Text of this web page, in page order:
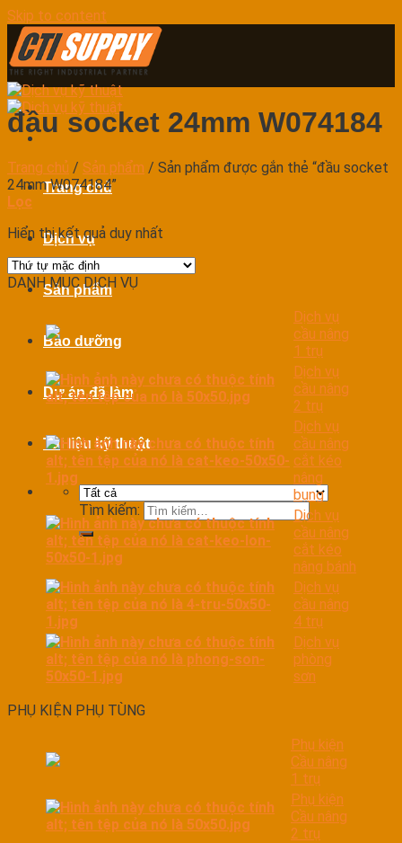
Skip to content
Trang chủ
Dịch vụ
Sản phẩm
Bảo dưỡng
Dự án đã làm
Tài liệu kỹ thuật
Tìm kiếm:
đầu socket 24mm W074184
Trang chủ / Sản phẩm / Sản phẩm được gắn thẻ “đầu socket
24mm W074184”
Lọc
Hiển thị kết quả duy nhất
DANH MỤC DỊCH VỤ
Dịch vụ
cầu nâng
1 trụ
Dịch vụ
cầu nâng
2 trụ
Dịch vụ
cầu nâng
cắt kéo
nâng
bụng
Dịch vụ
cầu nâng
cắt kéo
nâng bánh
Dịch vụ
cầu nâng
4 trụ
Dịch vụ
phòng
sơn
PHỤ KIỆN PHỤ TÙNG
Phụ kiện
Cầu nâng
1 trụ
Phụ kiện
Cầu nâng
2 trụ